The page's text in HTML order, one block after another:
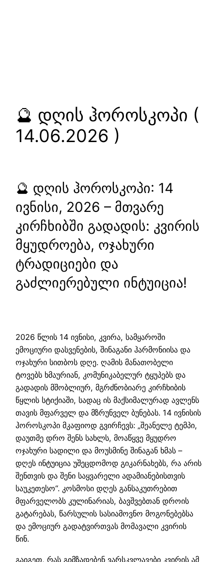
🔮 დღის ჰოროსკოპი (
14.06.2026 )
🔮 დღის ჰოროსკოპი: 14
ივნისი, 2026 – მთვარე
კირჩხიბში გადადის: კვირის
მყუდროება, ოჯახური
ტრადიციები და
გაძლიერებული ინტუიცია!
2026 წლის 14 ივნისი, კვირა, სამყაროში
ემოციური დასვენების, შინაგანი ჰარმონიისა და
ოჯახური სითბოს დღე. ღამის მანათობელი
ტოვებს ხმაურიან, კომუნიკაბელურ ტყუპებს და
გადადის მშობლიურ, მგრძნობიარე კირჩხიბის
წყლის სტიქიაში, სადაც ის მაქსიმალურად ავლენს
თავის მფარველ და მზრუნველ ბუნებას. 14 ივნისის
ჰოროსკოპი მკაფიოდ გვირჩევს: „შეანელე ტემპი,
დაუთმე დრო შენს სახლს, მოაწყვე მყუდრო
ოჯახური სადილი და მოუსმინე შინაგან ხმას –
დღეს ინტუიცია უშეცდომოდ გიკარნახებს, რა არის
შენთვის და შენი საყვარელი ადამიანებისთვის
საუკეთესო“. კოსმოსი დღეს განსაკუთრებით
მფარველობს კულინარიას, ბავშვებთან დროის
გატარებას, წარსულის სასიამოვნო მოგონებებსა
და ემოციურ გადატვირთვას მომავალი კვირის
წინ.
გაიგეთ, რას გიმზადებენ ვარსკვლავები კვირის ამ